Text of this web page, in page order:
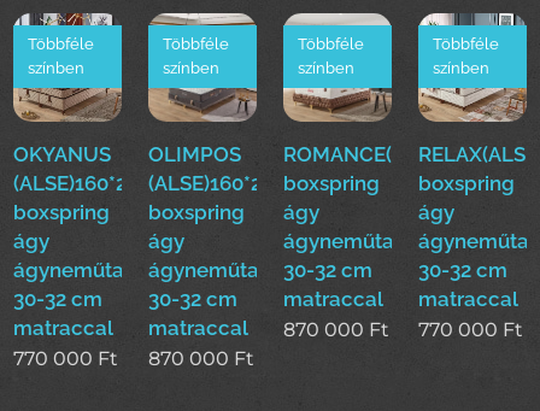
OKYANUS
(ALSE)160*200cm
boxspring
ágy
ágyneműtartóval
30-32 cm
matraccal
Többféle
színben
770 000 Ft
OLIMPOS
(ALSE)160*200cm
boxspring
ágy
ágyneműtartóval
30-32 cm
matraccal
Többféle
színben
870 000 Ft
boxspring
ágy
ágyneműtartóval
30-32 cm
matraccal
Többféle
színben
870 000 Ft
boxspring
ágy
30-32 cm
matraccal
Többféle
színben
770 000 Ft